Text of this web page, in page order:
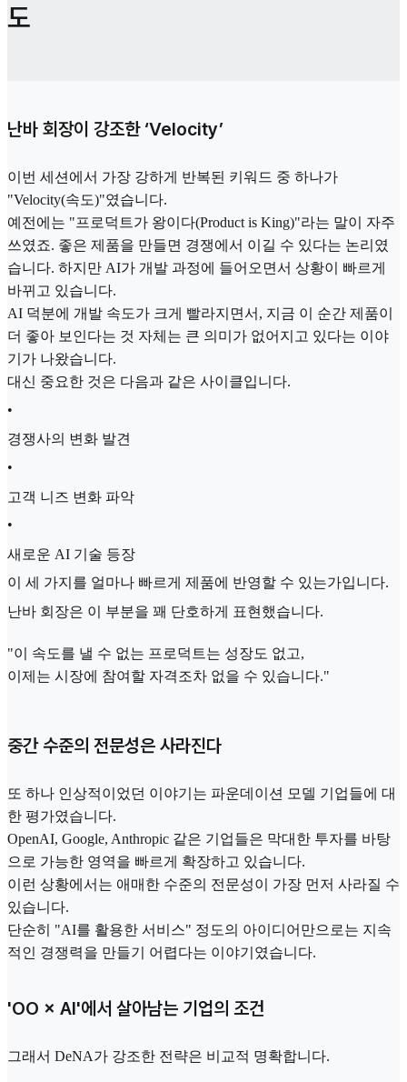
도
난바 회장이 강조한 ‘Velocity’
이번 세션에서 가장 강하게 반복된 키워드 중 하나가
"Velocity(속도)"였습니다.
예전에는 "프로덕트가 왕이다(Product is King)"라는 말이 자주
쓰였죠. 좋은 제품을 만들면 경쟁에서 이길 수 있다는 논리였
습니다. 하지만 AI가 개발 과정에 들어오면서 상황이 빠르게
바뀌고 있습니다.
AI 덕분에 개발 속도가 크게 빨라지면서, 지금 이 순간 제품이
더 좋아 보인다는 것 자체는 큰 의미가 없어지고 있다는 이야
기가 나왔습니다.
대신 중요한 것은 다음과 같은 사이클입니다.
•
경쟁사의 변화 발견
•
고객 니즈 변화 파악
•
새로운 AI 기술 등장
이 세 가지를 얼마나 빠르게 제품에 반영할 수 있는가입니다.
난바 회장은 이 부분을 꽤 단호하게 표현했습니다.
"이 속도를 낼 수 없는 프로덕트는 성장도 없고,
이제는 시장에 참여할 자격조차 없을 수 있습니다."
중간 수준의 전문성은 사라진다
또 하나 인상적이었던 이야기는 파운데이션 모델 기업들에 대
한 평가였습니다.
OpenAI, Google, Anthropic 같은 기업들은 막대한 투자를 바탕
으로 가능한 영역을 빠르게 확장하고 있습니다.
이런 상황에서는 애매한 수준의 전문성이 가장 먼저 사라질 수
있습니다.
단순히 "AI를 활용한 서비스" 정도의 아이디어만으로는 지속
적인 경쟁력을 만들기 어렵다는 이야기였습니다.
'OO × AI'에서 살아남는 기업의 조건
그래서 DeNA가 강조한 전략은 비교적 명확합니다.